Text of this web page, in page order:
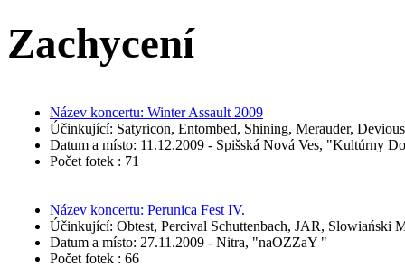
Zachycení
Název koncertu: Winter Assault 2009
Účinkující: Satyricon, Entombed, Shining, Merauder,
Datum a místo: 11.12.2009 - Spišská Nová Ves, "Kultúrny
Počet fotek : 71
Název koncertu: Perunica Fest IV.
Účinkující: Obtest, Percival Schuttenbach, JAR, Slowiański
Datum a místo: 27.11.2009 - Nitra, "naOZZaY "
Počet fotek : 66